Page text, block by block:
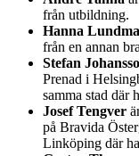
från utbildning.
Hanna
från en annan
Stefan
Prenad i
samma stad där
Josef Tengver
på Bravida
Linköping där